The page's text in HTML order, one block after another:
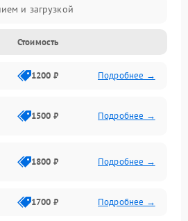
и загрузкой
и монитором
и стабильностью
проблемы
Стоимость
1200 ₽ Подробнее →
1500 ₽ Подробнее →
1800 ₽ Подробнее →
1700 ₽ Подробнее →